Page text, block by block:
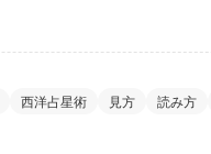
西洋占星術 見方 読み方